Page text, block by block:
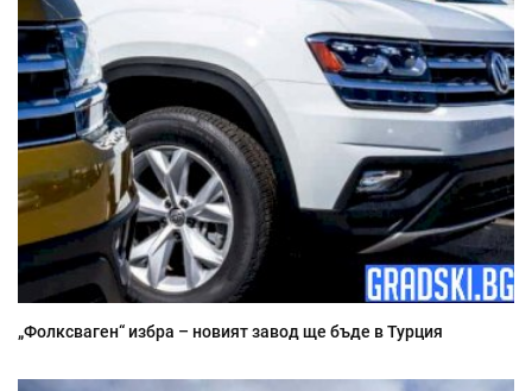
„Фолксваген“ избра – новият завод ще бъде в Турция